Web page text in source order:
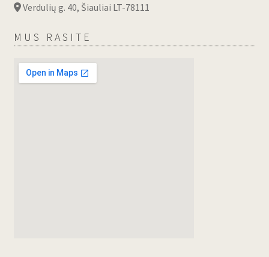
Verdulių g. 40, Šiauliai LT-78111
MUS RASITE